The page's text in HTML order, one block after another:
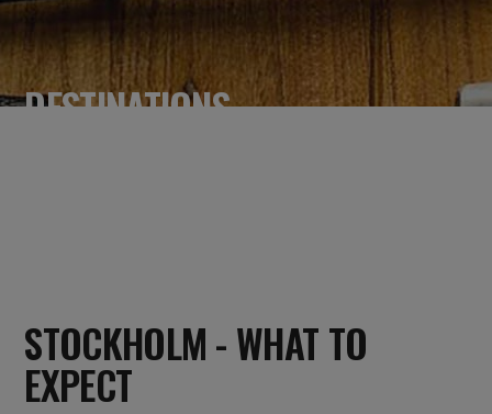
DESTINATIONS
STOCKHOLM - WHAT TO
EXPECT